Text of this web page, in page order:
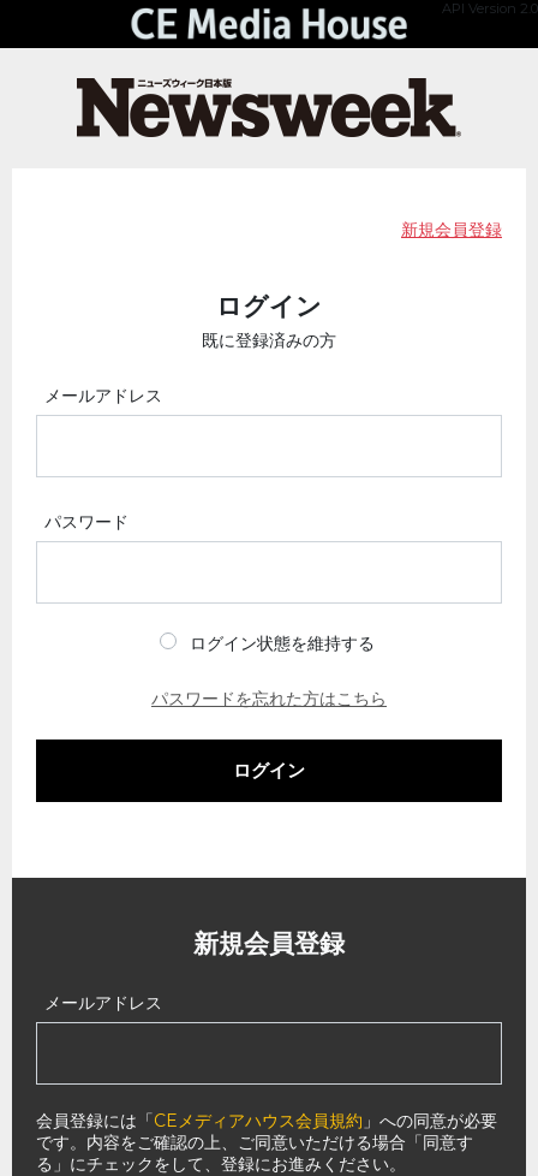
API Version 2.0
新規会員登録
ログイン
既に登録済みの方
メールアドレス
パスワード
ログイン状態を維持する
パスワードを忘れた方はこちら
ログイン
新規会員登録
メールアドレス
会員登録には「CEメディアハウス会員規約 」への同意が必要
です。内容をご確認の上、ご同意いただける場合「同意す
る」にチェックをして、登録にお進みください。